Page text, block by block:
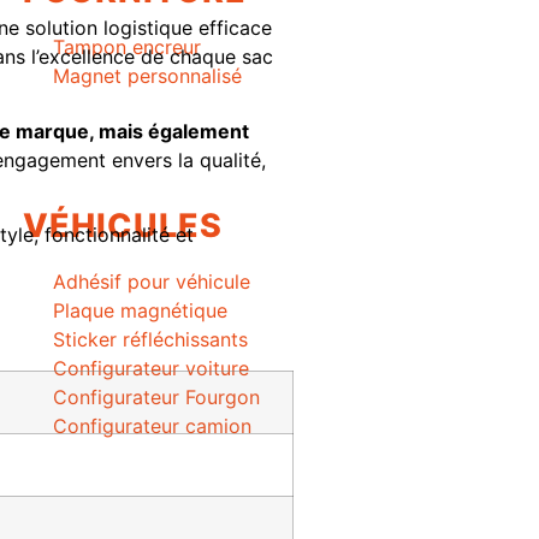
Tampon encreur
Magnet personnalisé
VÉHICULES
Adhésif pour véhicule
Plaque magnétique
Sticker réfléchissants
Configurateur voiture
Configurateur Fourgon
Configurateur camion
solution logistique efficace
l’excellence de chaque sac
marque, mais également
envers la qualité,
fonctionnalité et